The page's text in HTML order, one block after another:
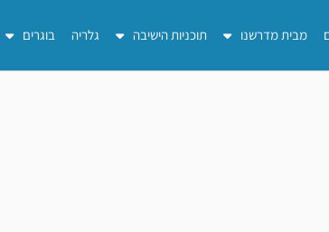
מבית מדרשנו תוכניות הישיבה גלריה בוגרים